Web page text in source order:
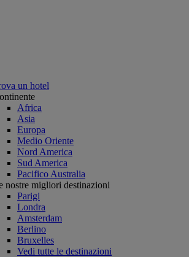
un hotel
Africa
Asia
Europa
Medio Oriente
Nord America
Sud America
Pacifico Australia
nostre migliori destinazioni
Parigi
Londra
Amsterdam
Berlino
Bruxelles
Vedi tutte le destinazioni